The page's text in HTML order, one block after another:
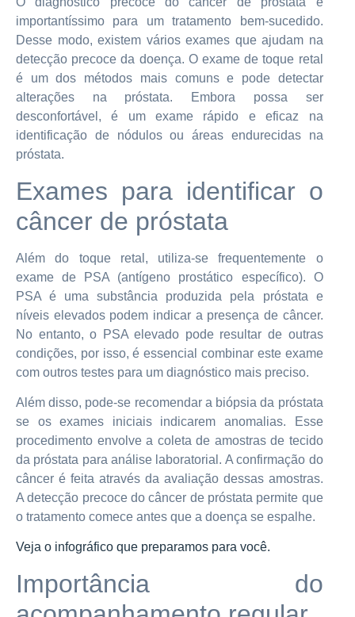
importantíssimo para um tratamento bem-sucedido.
Desse modo, existem vários exames que ajudam na
detecção precoce da doença. O exame de toque retal
é um dos métodos mais comuns e pode detectar
alterações na próstata. Embora possa ser
desconfortável, é um exame rápido e eficaz na
identificação de nódulos ou áreas endurecidas na
próstata.
Exames para identificar o
câncer de próstata
Além do toque retal, utiliza-se frequentemente o
exame de PSA (antígeno prostático específico). O
PSA é uma substância produzida pela próstata e
níveis elevados podem indicar a presença de câncer.
No entanto, o PSA elevado pode resultar de outras
condições, por isso, é essencial combinar este exame
com outros testes para um diagnóstico mais preciso.
Além disso, pode-se recomendar a biópsia da próstata
se os exames iniciais indicarem anomalias. Esse
procedimento envolve a coleta de amostras de tecido
da próstata para análise laboratorial. A confirmação do
câncer é feita através da avaliação dessas amostras.
A detecção precoce do câncer de próstata permite que
o tratamento comece antes que a doença se espalhe.
Veja o infográfico que preparamos para você.
Importância do